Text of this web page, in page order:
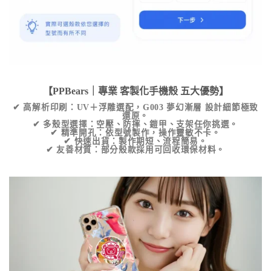
【PPBears｜專業 客製化手機殼五大優勢】
✔ 高解析印刷 ：UV＋浮雕選配， G003 夢幻漸層 設計細節極致
還原。
✔ 多殼型選擇 ：空壓、防摔、鎧甲、支架任你挑選。
✔ 精準開孔 ：依型號製作，操作靈敏不卡。
✔ 快速出貨 ：製作期短、流程簡易。
✔ 友善材質 ：部分殼款採用可回收環保材料。